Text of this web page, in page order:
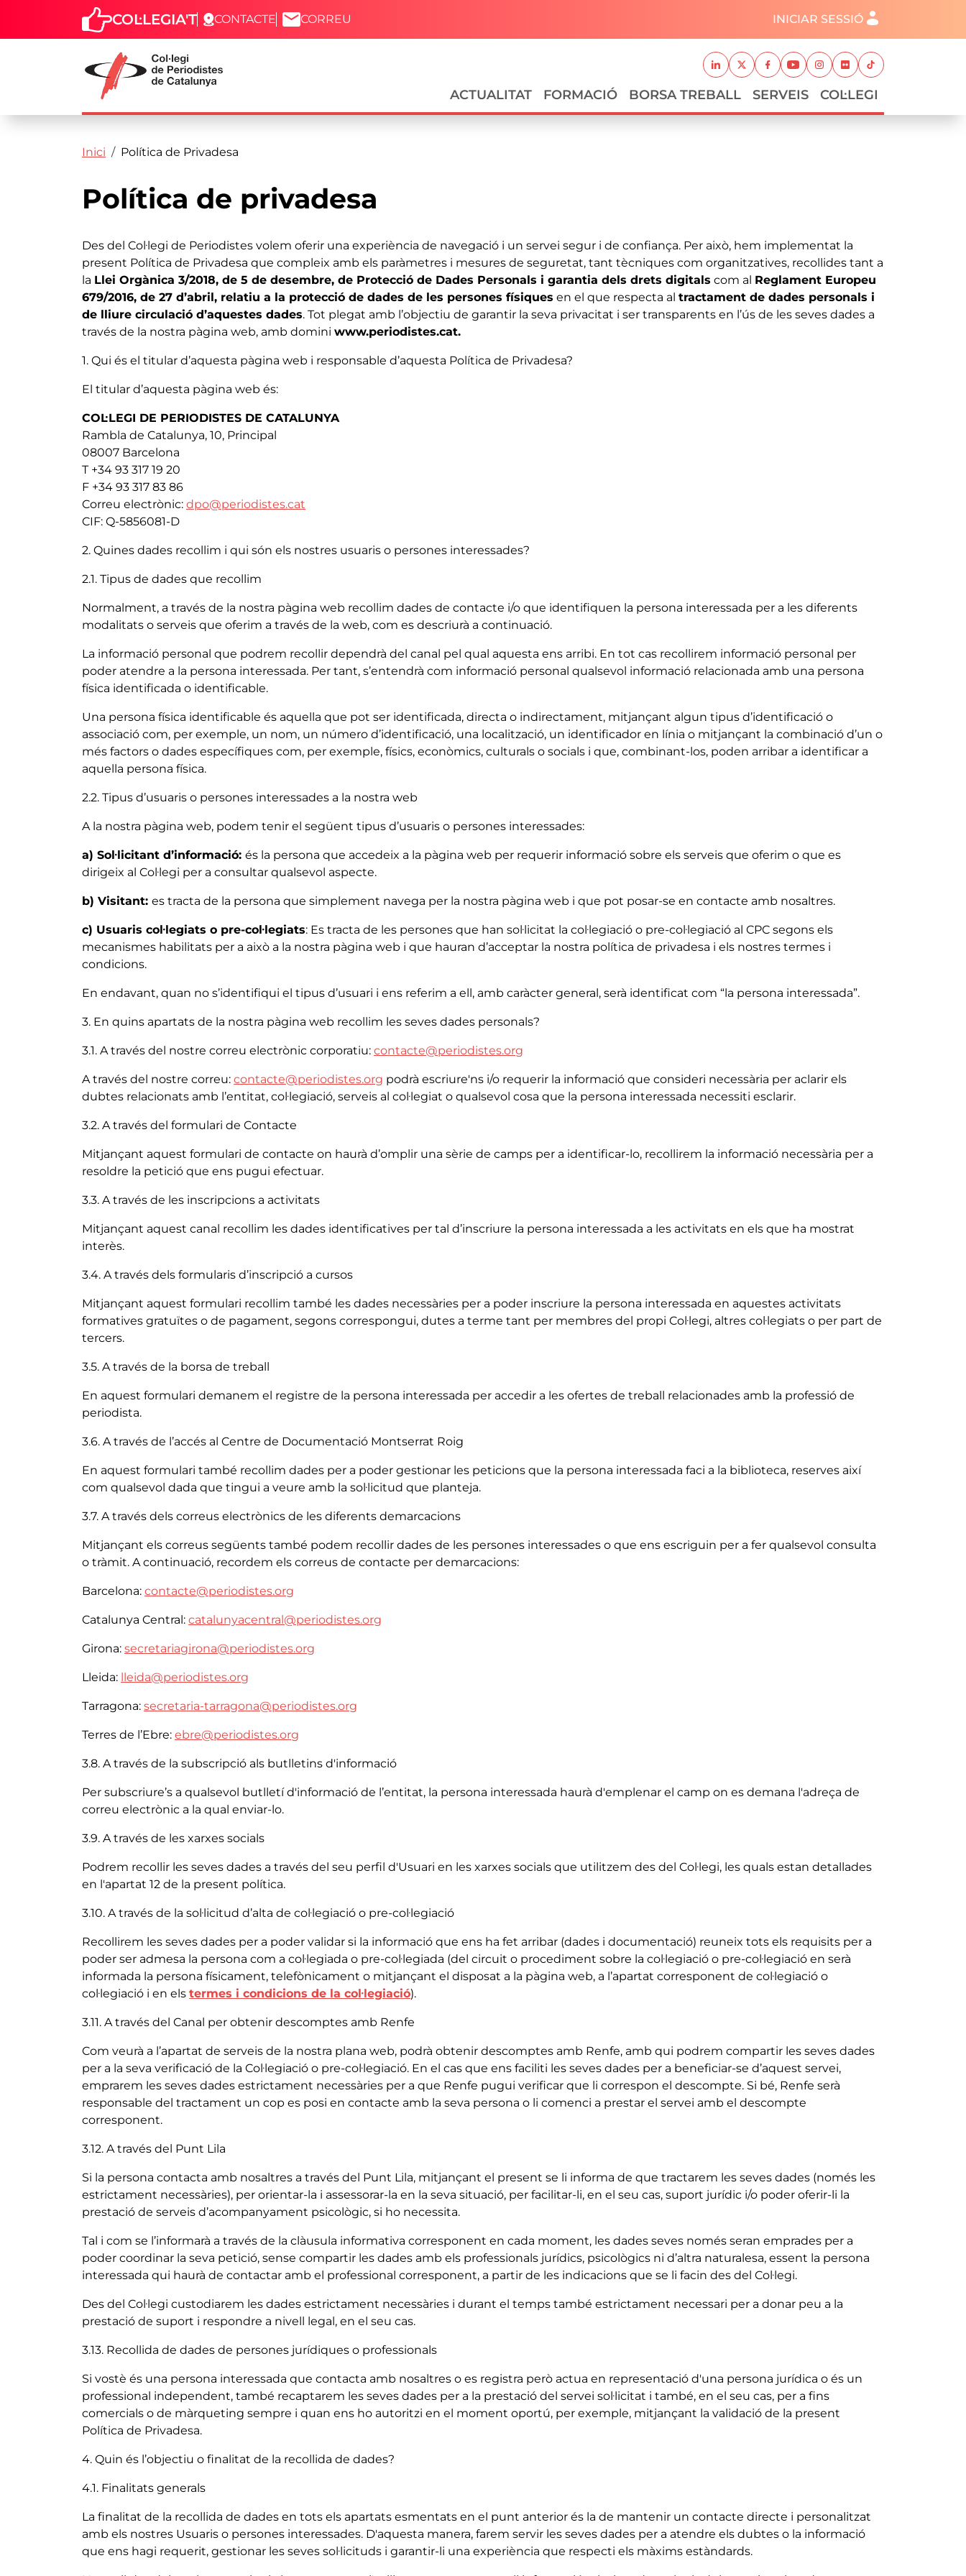
Vés al contingut
Capçalera
COL·LEGIA'T CONTACTE CORREU Menú del compte d'usuari
INICIAR SESSIÓ
Xarxes socials
LinkedinTwitterFacebook
YoutubeInstagram
FlickrTikTok
Navegació principal
ACTUALITAT FORMACIÓ BORSA TREBALL SERVEIS COL·LEGI
Fil d'ariadna
Inici Política de Privadesa
Política de privadesa
Des del Col·legi de Periodistes volem oferir una experiència de navegació i un servei segur i de confiança. Per això, hem implementat la
present Política de Privadesa que compleix amb els paràmetres i mesures de seguretat, tant tècniques com organitzatives, recollides tant a
la Llei Orgànica 3/2018, de 5 de desembre, de Protecció de Dades Personals i garantia dels drets digitals com al Reglament Europeu
679/2016, de 27 d’abril, relatiu a la protecció de dades de les persones físiques en el que respecta al tractament de dades personals i
de lliure circulació d’aquestes dades. Tot plegat amb l’objectiu de garantir la seva privacitat i ser transparents en l’ús de les seves dades a
través de la nostra pàgina web, amb domini www.periodistes.cat.
1. Qui és el titular d’aquesta pàgina web i responsable d’aquesta Política de Privadesa?
El titular d’aquesta pàgina web és:
COL·LEGI DE PERIODISTES DE CATALUNYA
Rambla de Catalunya, 10, Principal
08007 Barcelona
T +34 93 317 19 20
F +34 93 317 83 86
Correu electrònic: dpo@periodistes.cat
CIF: Q-5856081-D
2. Quines dades recollim i qui són els nostres usuaris o persones interessades?
2.1. Tipus de dades que recollim
Normalment, a través de la nostra pàgina web recollim dades de contacte i/o que identifiquen la persona interessada per a les diferents
modalitats o serveis que oferim a través de la web, com es descriurà a continuació.
La informació personal que podrem recollir dependrà del canal pel qual aquesta ens arribi. En tot cas recollirem informació personal per
poder atendre a la persona interessada. Per tant, s’entendrà com informació personal qualsevol informació relacionada amb una persona
física identificada o identificable.
Una persona física identificable és aquella que pot ser identificada, directa o indirectament, mitjançant algun tipus d’identificació o
associació com, per exemple, un nom, un número d’identificació, una localització, un identificador en línia o mitjançant la combinació d’un o
més factors o dades específiques com, per exemple, físics, econòmics, culturals o socials i que, combinant-los, poden arribar a identificar a
aquella persona física.
2.2. Tipus d’usuaris o persones interessades a la nostra web
A la nostra pàgina web, podem tenir el següent tipus d’usuaris o persones interessades:
a) Sol·licitant d’informació: és la persona que accedeix a la pàgina web per requerir informació sobre els serveis que oferim o que es
dirigeix al Col·legi per a consultar qualsevol aspecte.
b) Visitant: es tracta de la persona que simplement navega per la nostra pàgina web i que pot posar-se en contacte amb nosaltres.
c) Usuaris col·legiats o pre-col·legiats: Es tracta de les persones que han sol·licitat la col·legiació o pre-col·legiació al CPC segons els
mecanismes habilitats per a això a la nostra pàgina web i que hauran d’acceptar la nostra política de privadesa i els nostres termes i
condicions.
En endavant, quan no s’identifiqui el tipus d’usuari i ens referim a ell, amb caràcter general, serà identificat com “la persona interessada”.
3. En quins apartats de la nostra pàgina web recollim les seves dades personals?
3.1. A través del nostre correu electrònic corporatiu: contacte@periodistes.org
A través del nostre correu: contacte@periodistes.org podrà escriure'ns i/o requerir la informació que consideri necessària per aclarir els
dubtes relacionats amb l’entitat, col·legiació, serveis al col·legiat o qualsevol cosa que la persona interessada necessiti esclarir.
3.2. A través del formulari de Contacte
Mitjançant aquest formulari de contacte on haurà d’omplir una sèrie de camps per a identificar-lo, recollirem la informació necessària per a
resoldre la petició que ens pugui efectuar.
3.3. A través de les inscripcions a activitats
Mitjançant aquest canal recollim les dades identificatives per tal d’inscriure la persona interessada a les activitats en els que ha mostrat
interès.
3.4. A través dels formularis d’inscripció a cursos
Mitjançant aquest formulari recollim també les dades necessàries per a poder inscriure la persona interessada en aquestes activitats
formatives gratuïtes o de pagament, segons correspongui, dutes a terme tant per membres del propi Col·legi, altres col·legiats o per part de
tercers.
3.5. A través de la borsa de treball
En aquest formulari demanem el registre de la persona interessada per accedir a les ofertes de treball relacionades amb la professió de
periodista.
3.6. A través de l’accés al Centre de Documentació Montserrat Roig
En aquest formulari també recollim dades per a poder gestionar les peticions que la persona interessada faci a la biblioteca, reserves així
com qualsevol dada que tingui a veure amb la sol·licitud que planteja.
3.7. A través dels correus electrònics de les diferents demarcacions
Mitjançant els correus següents també podem recollir dades de les persones interessades o que ens escriguin per a fer qualsevol consulta
o tràmit. A continuació, recordem els correus de contacte per demarcacions:
Barcelona: contacte@periodistes.org
Catalunya Central: catalunyacentral@periodistes.org
Girona: secretariagirona@periodistes.org
Lleida: lleida@periodistes.org
Tarragona: secretaria-tarragona@periodistes.org
Terres de l’Ebre: ebre@periodistes.org
3.8. A través de la subscripció als butlletins d'informació
Per subscriure’s a qualsevol butlletí d'informació de l’entitat, la persona interessada haurà d'emplenar el camp on es demana l'adreça de
correu electrònic a la qual enviar-lo.
3.9. A través de les xarxes socials
Podrem recollir les seves dades a través del seu perfil d'Usuari en les xarxes socials que utilitzem des del Col·legi, ​​les quals estan detallades
en l'apartat 12 de la present política.
3.10. A través de la sol·licitud d’alta de col·legiació o pre-col·legiació
Recollirem les seves dades per a poder validar si la informació que ens ha fet arribar (dades i documentació) reuneix tots els requisits per a
poder ser admesa la persona com a col·legiada o pre-col·legiada (del circuit o procediment sobre la col·legiació o pre-col·legiació en serà
informada la persona físicament, telefònicament o mitjançant el disposat a la pàgina web, a l’apartat corresponent de col·legiació o
col·legiació i en els termes i condicions de la col·legiació).
3.11. A través del Canal per obtenir descomptes amb Renfe
Com veurà a l’apartat de serveis de la nostra plana web, podrà obtenir descomptes amb Renfe, amb qui podrem compartir les seves dades
per a la seva verificació de la Col·legiació o pre-col·legiació. En el cas que ens faciliti les seves dades per a beneficiar-se d’aquest servei,
emprarem les seves dades estrictament necessàries per a que Renfe pugui verificar que li correspon el descompte. Si bé, Renfe serà
responsable del tractament un cop es posi en contacte amb la seva persona o li comenci a prestar el servei amb el descompte
corresponent.
3.12. A través del Punt Lila
Si la persona contacta amb nosaltres a través del Punt Lila, mitjançant el present se li informa de que tractarem les seves dades (només les
estrictament necessàries), per orientar-la i assessorar-la en la seva situació, per facilitar-li, en el seu cas, suport jurídic i/o poder oferir-li la
prestació de serveis d’acompanyament psicològic, si ho necessita.
Tal i com se l’informarà a través de la clàusula informativa corresponent en cada moment, les dades seves només seran emprades per a
poder coordinar la seva petició, sense compartir les dades amb els professionals jurídics, psicològics ni d’altra naturalesa, essent la persona
interessada qui haurà de contactar amb el professional corresponent, a partir de les indicacions que se li facin des del Col·legi.
Des del Col·legi custodiarem les dades estrictament necessàries i durant el temps també estrictament necessari per a donar peu a la
prestació de suport i respondre a nivell legal, en el seu cas.
3.13. Recollida de dades de persones jurídiques o professionals
Si vostè és una persona interessada que contacta amb nosaltres o es registra però actua en representació d'una persona jurídica o és un
professional independent, també recaptarem les seves dades per a la prestació del servei sol·licitat i també, en el seu cas, per a fins
comercials o de màrqueting sempre i quan ens ho autoritzi en el moment oportú, per exemple, mitjançant la validació de la present
Política de Privadesa.
4. Quin és l’objectiu o finalitat de la recollida de dades?
4.1. Finalitats generals
La finalitat de la recollida de dades en tots els apartats esmentats en el punt anterior és la de mantenir un contacte directe i personalitzat
amb els nostres Usuaris o persones interessades. D'aquesta manera, farem servir les seves dades per a atendre els dubtes o la informació
que ens hagi requerit, gestionar les seves sol·licituds i garantir-li una experiència que respecti els màxims estàndards.